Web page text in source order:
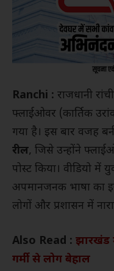
Ranchi : राजधानी
फ्लाईओवर (कार्तिक
गया है। इस बार वजह
रील, जिसे उन्होंने
पोस्ट किया। वीडियो में
अपमानजनक भाषा का
लोगों और प्रशासन में
Also Read : झारखंड
गर्मी से लोग बेहाल